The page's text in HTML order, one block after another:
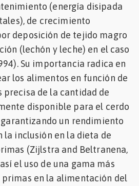
(energía disipada
de crecimiento
deposición de tejido magro
(lechón y leche) en el caso
Su importancia radica en
los alimentos en función de
precisa de la cantidad de
disponible para el cerdo
garantizando un rendimiento
la inclusión en la dieta de
(Zijlstra and Beltranena,
el uso de una gama más
en la alimentación del